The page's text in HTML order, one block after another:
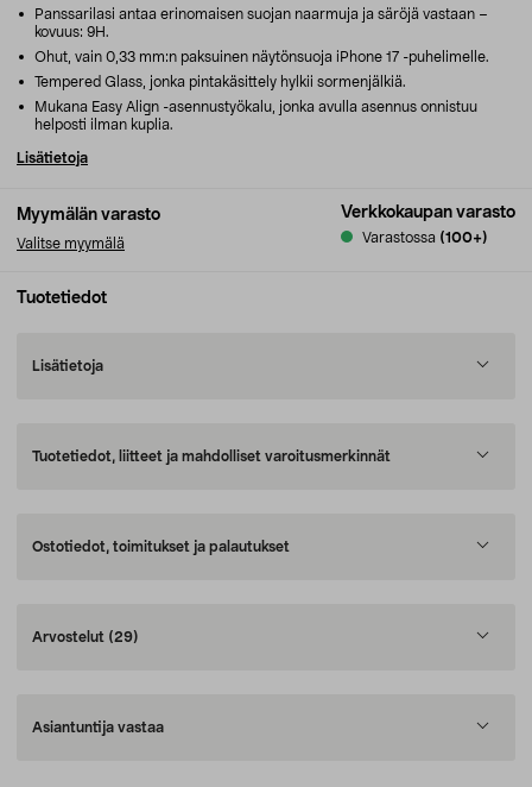
Myymälän varasto
Valitse myymälä
Verkkokaupan varasto
Varastossa (100+)
Panssarilasi antaa erinomaisen suojan naarmuja ja säröjä vastaan –
kovuus: 9H.
Ohut, vain 0,33 mm:n paksuinen näytönsuoja iPhone 17 -puhelimelle.
Tempered Glass, jonka pintakäsittely hylkii sormenjälkiä.
Mukana Easy Align -asennustyökalu, jonka avulla asennus onnistuu
helposti ilman kuplia.
Lisätietoja
Tuotetiedot
Lisätietoja
Tuotetiedot, liitteet ja mahdolliset varoitusmerkinnät
Ostotiedot, toimitukset ja palautukset
Arvostelut (29)
Asiantuntija vastaa